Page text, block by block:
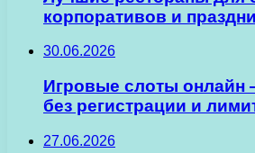
корпоративов и
30.06.2026
Игровые слоты онлайн
без регистрации и
27.06.2026